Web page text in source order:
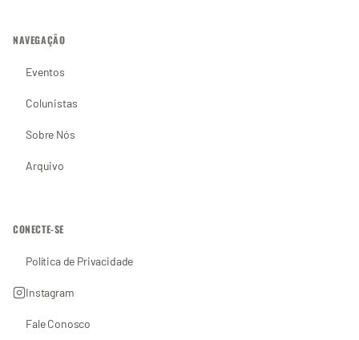
NAVEGAÇÃO
Eventos
Colunistas
Sobre Nós
Arquivo
CONECTE-SE
Política de Privacidade
Instagram
Fale Conosco